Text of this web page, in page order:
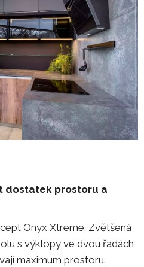
dostatek prostoru a
Onyx Xtreme. Zvětšená
s výklopy ve dvou řadách
maximum prostoru.